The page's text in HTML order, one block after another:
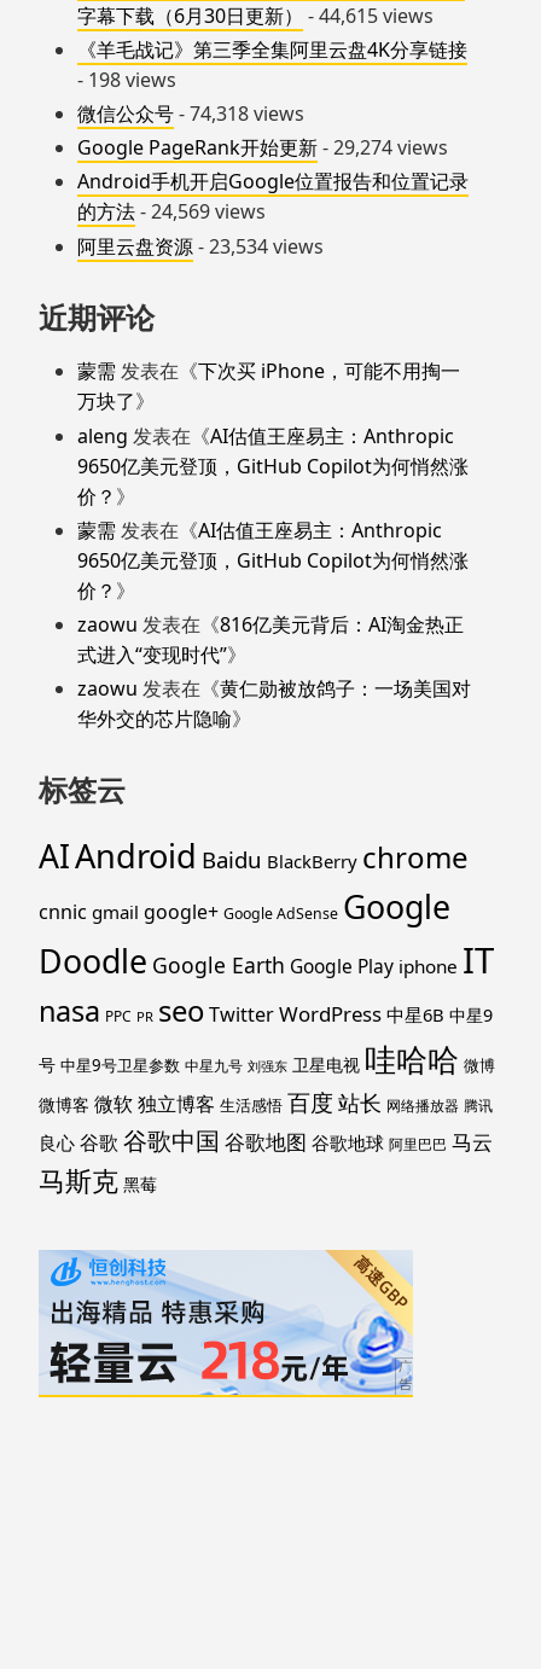
字幕下载（6月30日更新）
- 44,615 views
《羊毛战记》第三季全集阿里云盘4K分享链接
- 198 views
微信公众号- 74,318 views
Google PageRank开始更新- 29,274 views
Android手机开启Google位置报告和位置记录
的方法- 24,569 views
阿里云盘资源- 23,534 views
近期评论
蒙需 发表在《下次买 iPhone，可能不用掏一
万块了》
aleng 发表在《AI估值王座易主：Anthropic
9650亿美元登顶，GitHub Copilot为何悄然涨
价？ 》
蒙需 发表在《AI估值王座易主：Anthropic
9650亿美元登顶，GitHub Copilot为何悄然涨
价？ 》
zaowu 发表在《816亿美元背后：AI淘金热正
式进入“变现时代”》
zaowu 发表在《黄仁勋被放鸽子：一场美国对
华外交的芯片隐喻》
标签云
AIAndroid Baidu BlackBerry chrome
cnnic gmail google+ Google AdSense Google
Doodle Google Earth Google Play iphone IT
nasa PPC PR seoTwitterWordPress 中星6B 中星9
号 中星9号卫星参数 中星九号 刘强东 卫星电视 哇哈哈 微博
微博客 微软独立博客 生活感悟 百度 站长 网络播放器 腾讯
良心 谷歌 谷歌中国 谷歌地图 谷歌地球 阿里巴巴 马云
马斯克 黑莓